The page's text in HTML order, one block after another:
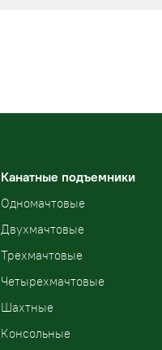
Канатные подъемники
Одномачтовые
Двухмачтовые
Трехмачтовые
Четырехмачтовые
Шахтные
Консольные